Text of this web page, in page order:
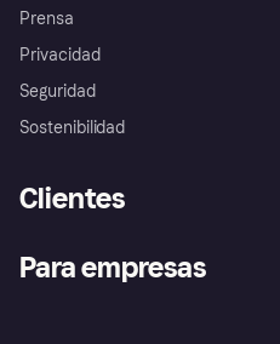
Prensa
Privacidad
Seguridad
Sostenibilidad
Clientes
Inicio de sesión
Para empresas